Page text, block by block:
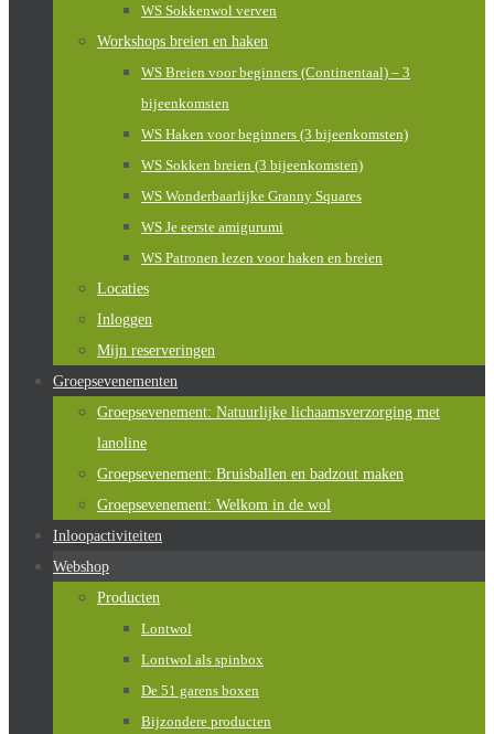
WS Sokkenwol verven
Workshops breien en haken
WS Breien voor beginners (Continentaal) – 3
bijeenkomsten
WS Haken voor beginners (3 bijeenkomsten)
WS Sokken breien (3 bijeenkomsten)
WS Wonderbaarlijke Granny Squares
WS Je eerste amigurumi
WS Patronen lezen voor haken en breien
Locaties
Inloggen
Mijn reserveringen
Groepsevenementen
Groepsevenement: Natuurlijke lichaamsverzorging met
lanoline
Groepsevenement: Bruisballen en badzout maken
Groepsevenement: Welkom in de wol
Inloopactiviteiten
Webshop
Producten
Lontwol
Lontwol als spinbox
De 51 garens boxen
Bijzondere producten